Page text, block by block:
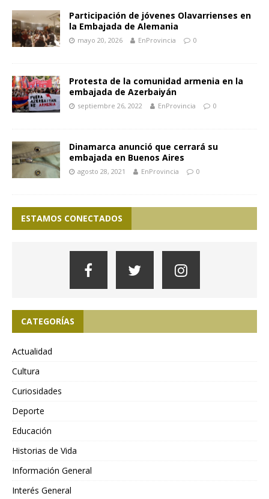
Participación de jóvenes Olavarrienses en
la Embajada de Alemania
mayo 20, 2026 EnProvincia 0
Protesta de la comunidad armenia en la
embajada de Azerbaiyán
septiembre 26, 2022 EnProvincia 0
Dinamarca anunció que cerrará su
embajada en Buenos Aires
agosto 28, 2021 EnProvincia 0
ESTAMOS CONECTADOS
CATEGORÍAS
Actualidad
Cultura
Curiosidades
Deporte
Educación
Historias de Vida
Información General
Interés General